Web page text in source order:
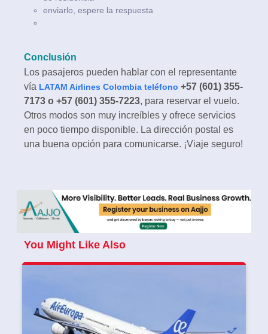
enviarlo, espere la respuesta
Conclusión
Los pasajeros pueden hablar con el representante
vía LATAM Airlines Colombia teléfono +57 (601) 355-
7173 o +57 (601) 355-7223, para reservar el vuelo.
Otros modos son muy increíbles y ofrece servicios
en poco tiempo disponible. La dirección postal es
una buena opción para comunicarse. ¡Viaje seguro!
You Might Like Also